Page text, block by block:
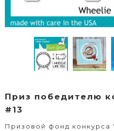
Приз победителю
#13
Призовой фонд конкурса